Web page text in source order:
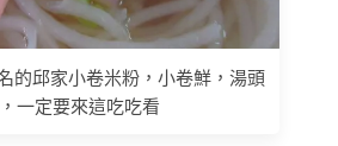
的邱家小卷米粉，小卷鮮，湯頭
一定要來這吃吃看